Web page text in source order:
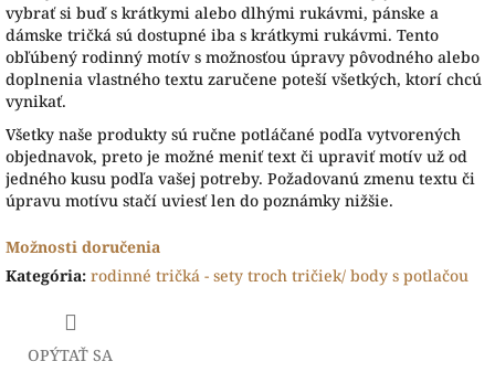
vybrať si buď s krátkymi alebo dlhými rukávmi, pánske a
dámske tričká sú dostupné iba s krátkymi rukávmi. Tento
obľúbený rodinný motív s možnosťou úpravy pôvodného alebo
doplnenia vlastného textu zaručene poteší všetkých, ktorí chcú
vynikať.
Všetky naše produkty sú ručne potláčané podľa vytvorených
objednavok, preto je možné meniť text či upraviť motív už od
jedného kusu podľa vašej potreby. Požadovanú zmenu textu či
úpravu motívu stačí uviesť len do poznámky nižšie.
Možnosti doručenia
Kategória: rodinné tričká - sety troch tričiek/ body s potlačou
OPÝTAŤ SA